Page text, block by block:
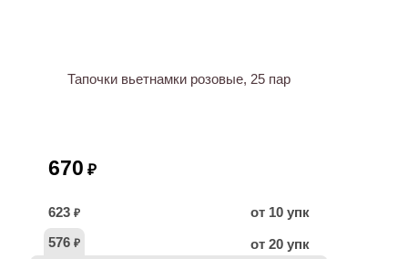
Тапочки вьетнамки розовые, 25 пар
670 ₽
623 ₽
от 10 упк
576 ₽ от 20 упк